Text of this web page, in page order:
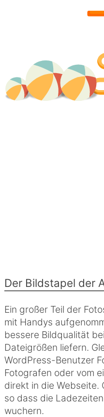
Der Bildstapel der
Ein großer Teil der
mit Handys
bessere Bildqualität
Dateigrößen liefern.
WordPress-Benutzer
Fotografen oder vom
direkt in die
so dass die
wuchern.